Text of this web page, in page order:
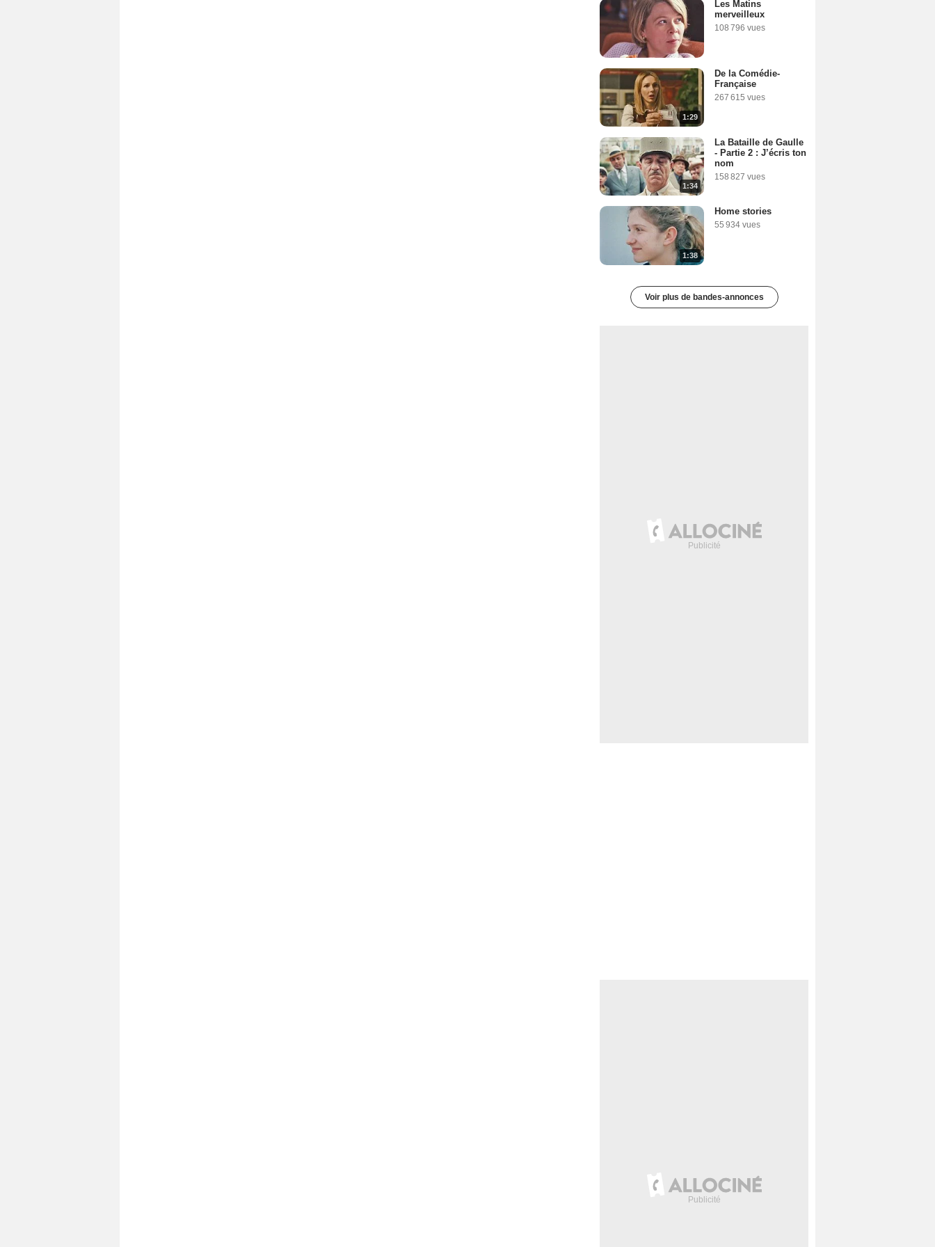
Les Matins
merveilleux
108 796 vues
1:29
De la Comédie-
Française
267 615 vues
1:34
La Bataille de Gaulle
- Partie 2 : J’écris ton
nom
158 827 vues
1:38
Home stories
55 934 vues
Voir plus de bandes-annonces